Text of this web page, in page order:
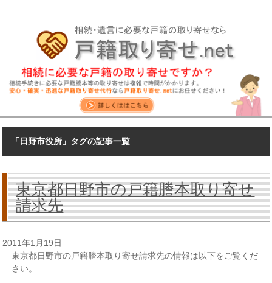
「日野市役所」タグの記事一覧
東京都日野市の戸籍謄本取り寄せ
請求先
2011年1月19日
東京都日野市の戸籍謄本取り寄せ請求先の情報は以下をご覧くだ
さい。